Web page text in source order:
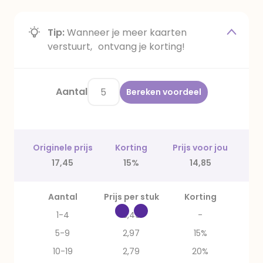
Tip:Wanneer je meer kaarten
verstuurt, ontvang je korting!
Aantal Bereken voordeel
Originele prijs Korting
Prijs voor jou
17,45
15% 14,85
Aantal Prijs per stuk
Korting
1-4
3,49
-
5-9
2,97
15%
10-19
2,79
20%